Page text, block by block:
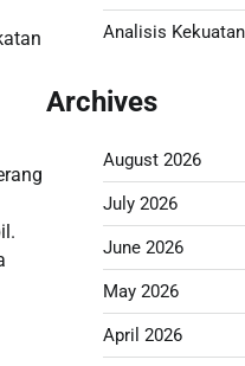
Analisis
Archives
August 2026
July 2026
June 2026
May 2026
April 2026